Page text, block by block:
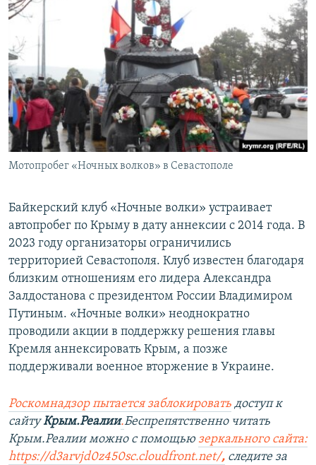
Мотопробег «Ночных волков» в Севастополе
Байкерский клуб «Ночные волки» устраивает
автопробег по Крыму в дату аннексии с 2014 года. В
2023 году организаторы ограничились
территорией Севастополя. Клуб известен благодаря
близким отношениям его лидера Александра
Залдостанова с президентом России Владимиром
Путиным. «Ночные волки» неоднократно
проводили акции в поддержку решения главы
Кремля аннексировать Крым, а позже
поддерживали военное вторжение в Украине.
Роскомнадзор пытается заблокировать доступ к
сайтуКрым.Реалии.Беспрепятственно читать
Крым.Реалии можно с помощью зеркального сайта:
https://d3arvjd0z450sc.cloudfront.net/, следите за